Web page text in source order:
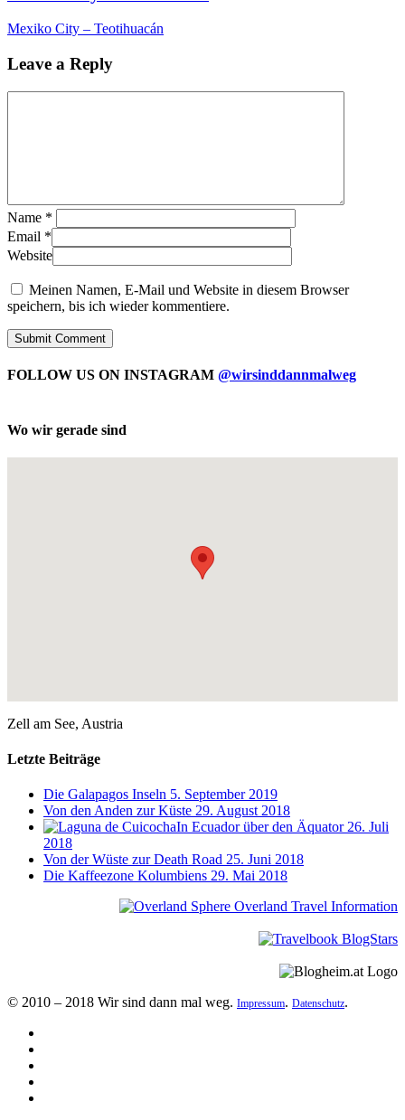
Mexiko City – Teotihuacán
Leave a Reply
Name *
Email *
Website
Meinen Namen, E-Mail und Website in diesem Browser
speichern, bis ich wieder kommentiere.
FOLLOW US ON INSTAGRAM @wirsinddannmalweg
Wo wir gerade sind
Zell am See, Austria
Letzte Beiträge
Die Galapagos Inseln 5. September 2019
Von den Anden zur Küste 29. August 2018
In Ecuador über den Äquator 26. Juli
2018
Von der Wüste zur Death Road 25. Juni 2018
Die Kaffeezone Kolumbiens 29. Mai 2018
© 2010 – 2018 Wir sind dann mal weg. Impressum. Datenschutz.